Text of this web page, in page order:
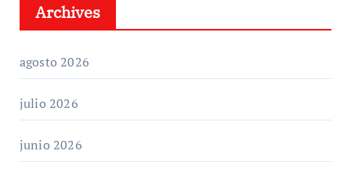
Archives
agosto 2026
julio 2026
junio 2026